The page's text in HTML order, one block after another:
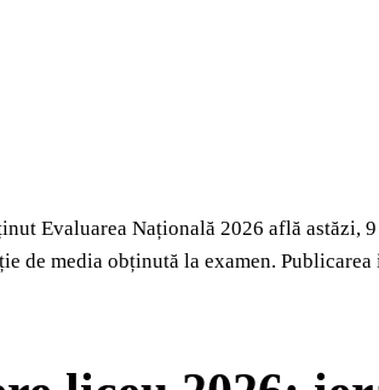
Evaluarea Națională 2026 află
de media obținută la examen.